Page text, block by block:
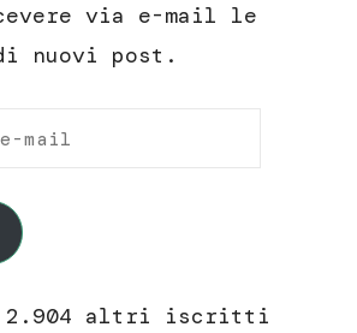
via e-mail le
nuovi post.
2.904 altri iscritti